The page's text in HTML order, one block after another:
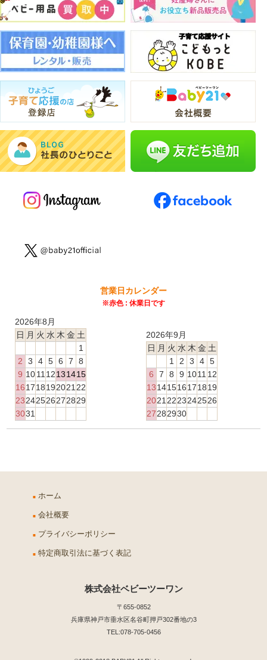
営業日カレンダー
※赤色 : 休業日です
2026年8月
日 月 火 水 木 金 土
1
2
3 4 5 6 7
8
9 1011 12131415
161718192021 22
23242526272829
3031
2026年9月
日 月 火 水 木 金 土
1
2 3 4 5
6
7 8 9 1011 12
13141516171819
2021 2223242526
27282930
ホーム
会社概要
プライバシーポリシー
特定商取引法に基づく表記
株式会社ベビーツーワン
〒655-0852
兵庫県神戸市垂水区名谷町押戸302番地の3
TEL:078-705-0456